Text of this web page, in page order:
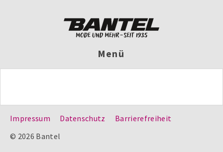
Menü
Impressum Datenschutz
Barrierefreiheit
© 2026 Bantel